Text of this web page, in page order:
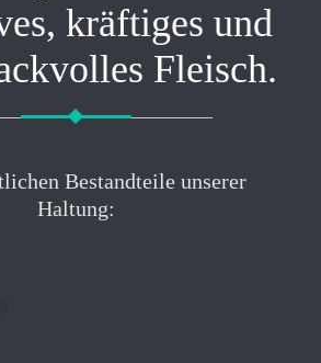
kräftiges und
Fleisch.
Bestandteile unserer
Haltung: